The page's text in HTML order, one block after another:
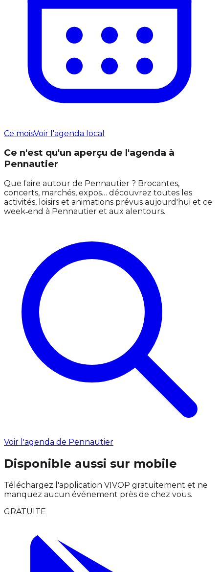
Ce moisVoir l'agenda local
Ce n'est qu'un aperçu de l'agenda à
Pennautier
Que faire autour de Pennautier ? Brocantes,
concerts, marchés, expos… découvrez toutes les
activités, loisirs et animations prévus aujourd'hui et ce
week‑end à Pennautier et aux alentours.
Voir l'agenda de Pennautier
Disponible aussi sur mobile
Téléchargez l'application VIVOP gratuitement et ne
manquez aucun événement près de chez vous.
GRATUITE